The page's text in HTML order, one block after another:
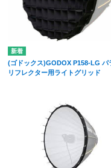
(ゴドックス)GODOX P158-LG パ
リフレクター用ライトグリッド